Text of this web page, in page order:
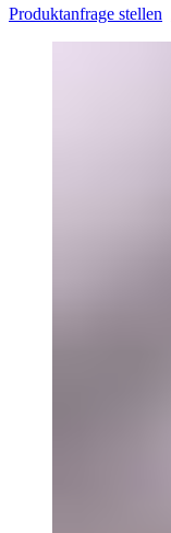
Produktanfrage stellen